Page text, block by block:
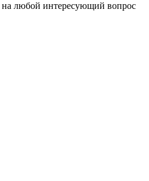
любой интересующий вопрос